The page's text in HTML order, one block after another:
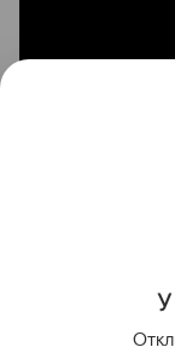
Благодарим
помощь в
Секонд-хенд